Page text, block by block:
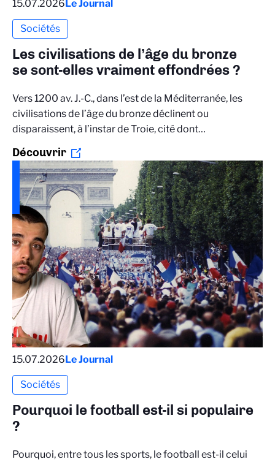
15.07.2026Le Journal
Sociétés
Les civilisations de l’âge du bronze
se sont-elles vraiment effondrées ?
Vers 1200 av. J.-C., dans l’est de la Méditerranée, les
civilisations de l’âge du bronze déclinent ou
disparaissent, à l’instar de Troie, cité dont…
Découvrir
15.07.2026Le Journal
Sociétés
Pourquoi le football est-il si populaire
?
Pourquoi, entre tous les sports, le football est-il celui